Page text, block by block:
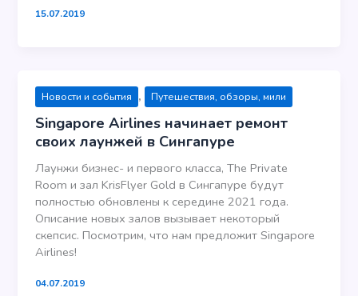
15.07.2019
Новости и события , Путешествия, обзоры, мили
Singapore Airlines начинает ремонт
своих лаунжей в Сингапуре
Лаунжи бизнес- и первого класса, The Private
Room и зал KrisFlyer Gold в Сингапуре будут
полностью обновлены к середине 2021 года.
Описание новых залов вызывает некоторый
скепсис. Посмотрим, что нам предложит Singapore
Airlines!
04.07.2019